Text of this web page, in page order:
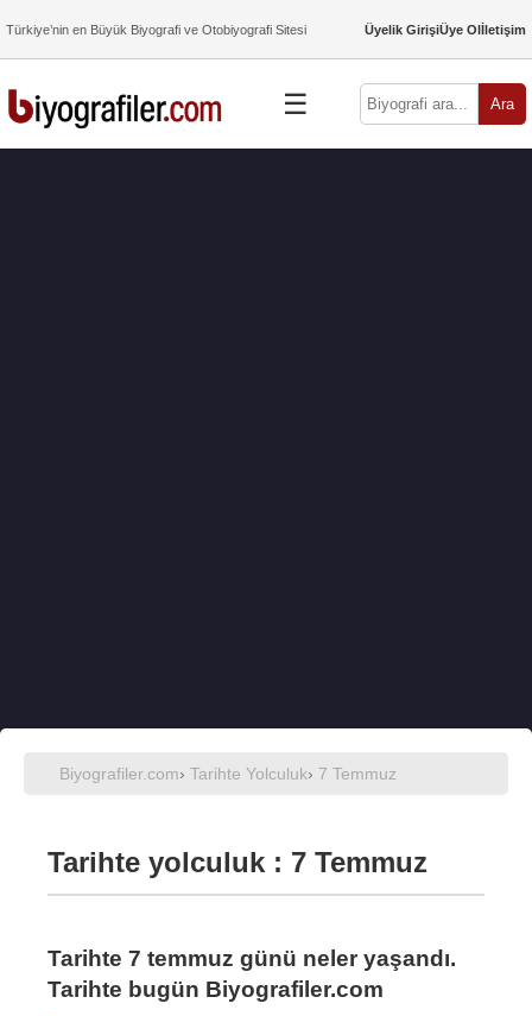
Türkiye’nin en Büyük Biyografi ve Otobiyografi Sitesi Üyelik GirişiÜye Olİletişim
☰ Ara
Biyografiler.com› Tarihte Yolculuk› 7 Temmuz
Tarihte yolculuk : 7 Temmuz
Tarihte 7 temmuz günü neler yaşandı.
Tarihte bugün Biyografiler.com